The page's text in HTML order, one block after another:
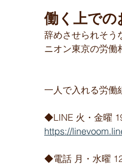
働く上での
辞めさせられそう
ニオン東京の労働
一人で入れる労働
◆LINE 火・金曜
https://
◆電話 月・水曜